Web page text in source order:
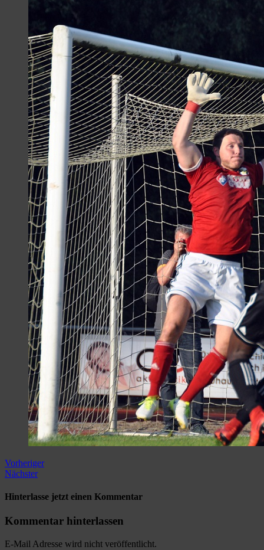
Vorheriger
Nächster
Hinterlasse jetzt einen Kommentar
Kommentar hinterlassen
E-Mail Adresse wird nicht veröffentlicht.